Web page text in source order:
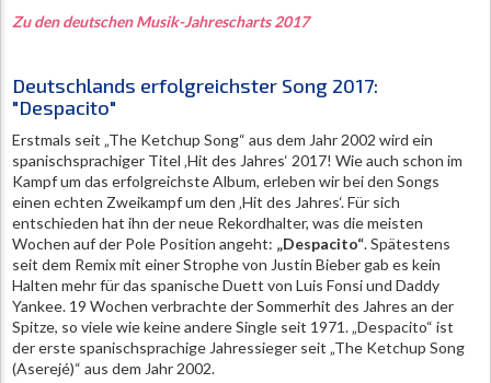
Zu den deutschen Musik-Jahrescharts 2017
Deutschlands erfolgreichster Song 2017:
"Despacito"
Erstmals seit „The Ketchup Song“ aus dem Jahr 2002 wird ein
spanischsprachiger Titel ‚Hit des Jahres‘ 2017! Wie auch schon im
Kampf um das erfolgreichste Album, erleben wir bei den Songs
einen echten Zweikampf um den ‚Hit des Jahres‘. Für sich
entschieden hat ihn der neue Rekordhalter, was die meisten
Wochen auf der Pole Position angeht: „Despacito“. Spätestens
seit dem Remix mit einer Strophe von Justin Bieber gab es kein
Halten mehr für das spanische Duett von Luis Fonsi und Daddy
Yankee. 19 Wochen verbrachte der Sommerhit des Jahres an der
Spitze, so viele wie keine andere Single seit 1971. „Despacito“ ist
der erste spanischsprachige Jahressieger seit „The Ketchup Song
(Aserejé)“ aus dem Jahr 2002.